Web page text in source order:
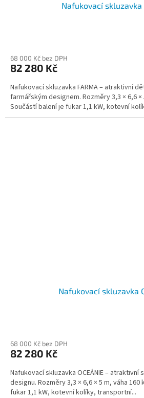
Nafukovací skluzavka
68 000 Kč bez DPH
82 280 Kč
Nafukovací skluzavka FARMA – atraktivní
farmářským designem. Rozměry 3,3 × 6,6 ×
Součástí balení je fukar 1,1 kW, kotevní
Nafukovací skluzavka
68 000 Kč bez DPH
82 280 Kč
Nafukovací skluzavka OCEÁNIE – atraktivní
designu. Rozměry 3,3 × 6,6 × 5 m, váha
fukar 1,1 kW, kotevní kolíky, transportní...